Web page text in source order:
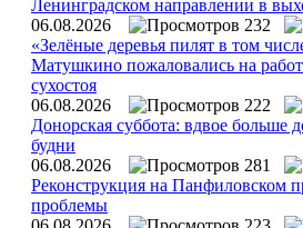
Ленинградском направлении в
06.08.2026
232
«Зелёные деревья пилят в том
Матушкино пожаловались на
сухостоя
06.08.2026
222
Донорская суббота: вдвое больше
будни
06.08.2026
281
Реконструкция на Панфиловском
проблемы